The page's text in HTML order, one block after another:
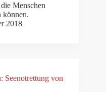
Menschen
können.
2018
Seenotrettung von